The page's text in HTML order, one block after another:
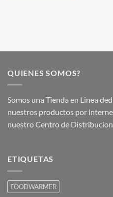
QUIENES SOMOS?
Somos una Tienda en Linea
nuestros productos por
nuestro Centro de
ETIQUETAS
FOODWARMER